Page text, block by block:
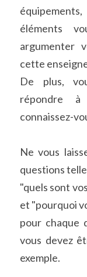
éléments
argumenter
cette
De plus,
répondre
connaissez-
Ne vous
questions
"quels sont
et "pourquoi
pour chaque
vous devez
exemple.